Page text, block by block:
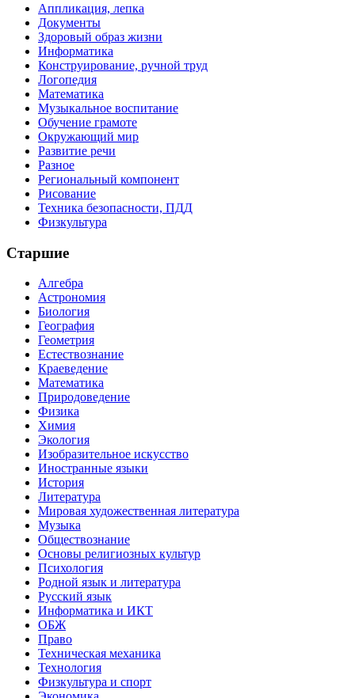
Аппликация, лепка
Документы
Здоровый образ жизни
Информатика
Конструирование, ручной труд
Логопедия
Математика
Музыкальное воспитание
Обучение грамоте
Окружающий мир
Развитие речи
Разное
Региональный компонент
Рисование
Техника безопасности, ПДД
Физкультура
Старшие
Алгебра
Астрономия
Биология
География
Геометрия
Естествознание
Краеведение
Математика
Природоведение
Физика
Химия
Экология
Изобразительное искусство
Иностранные языки
История
Литература
Мировая художественная литература
Музыка
Обществознание
Основы религиозных культур
Психология
Родной язык и литература
Русский язык
Информатика и ИКТ
ОБЖ
Право
Техническая механика
Технология
Физкультура и спорт